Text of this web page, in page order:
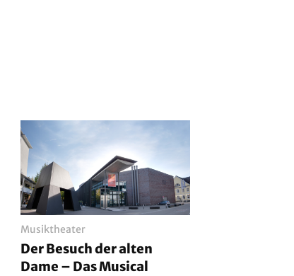
Musiktheater
Der Besuch der alten
Dame – Das Musical